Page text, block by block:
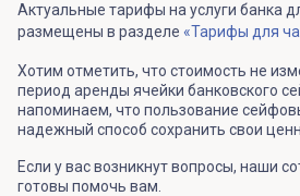
Актуальные тарифы на услуги банка
размещены в разделе «Тарифы для
Хотим отметить, что стоимость не
период аренды ячейки банковского
напоминаем, что пользование
надежный способ сохранить свои
Если у вас возникнут вопросы, наши
готовы помочь вам.